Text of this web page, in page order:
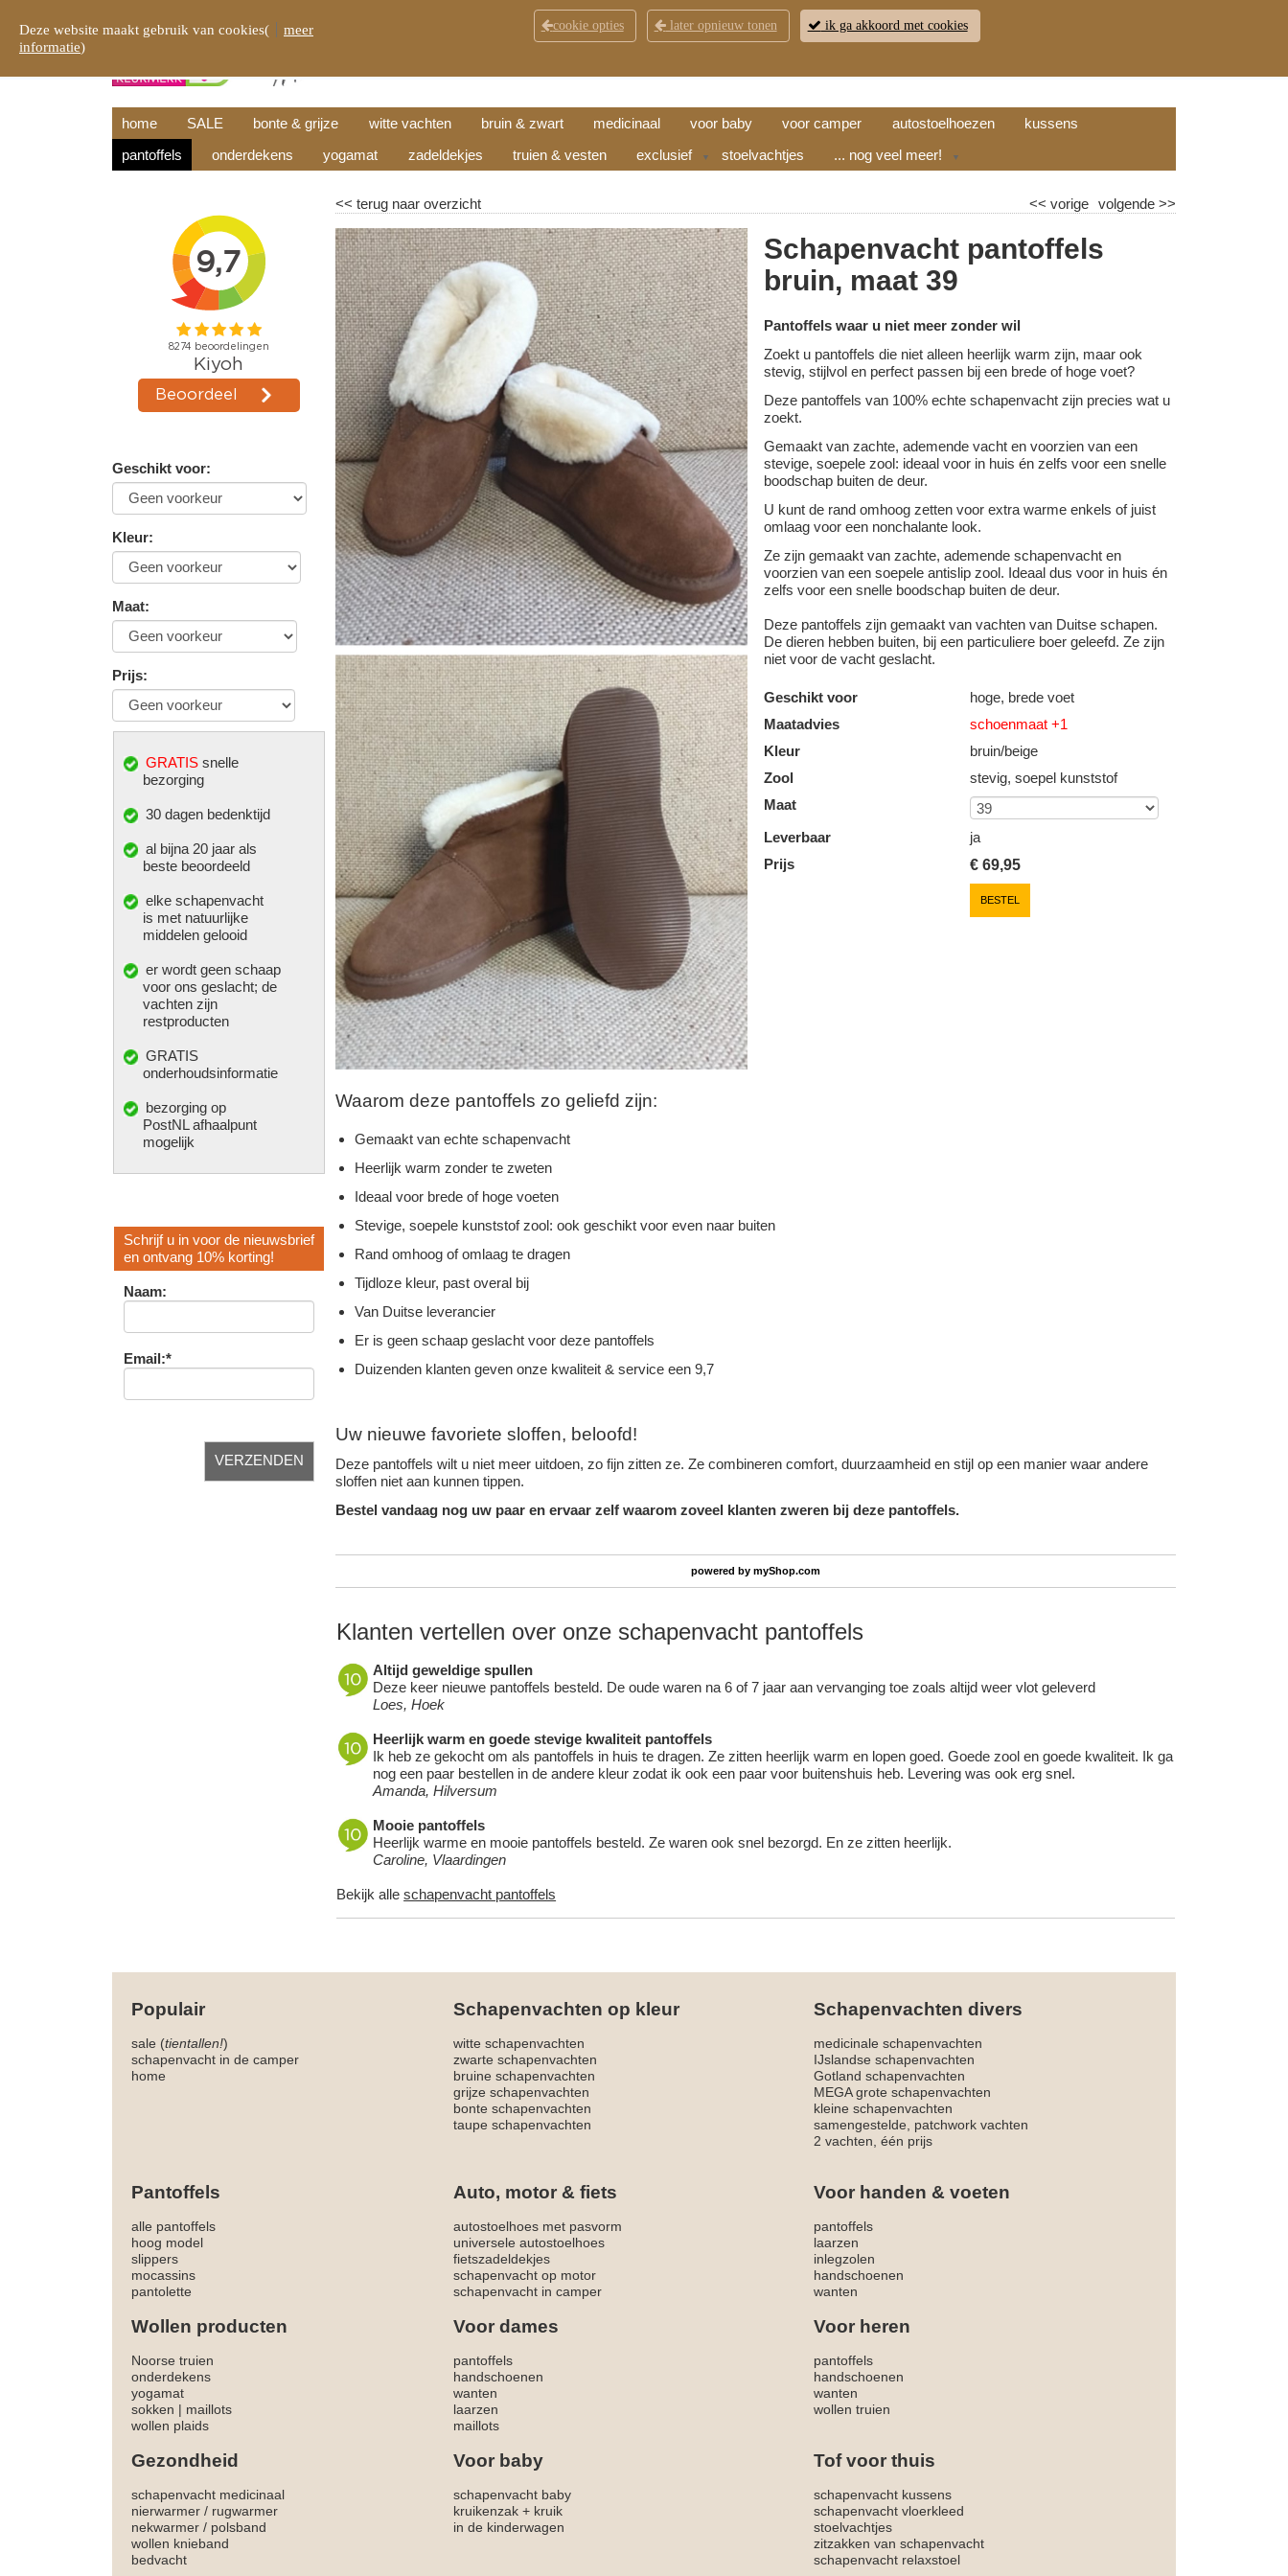
KLANTENSERVICE CONTACT OPENINGSTIJDEN RETOUR WINKELWAGEN (
home SALE bonte & grijze witte vachten bruin & zwart medicinaal voor baby voor camper autostoelhoezen
kussens
pantoffels
onderdekens yogamat zadeldekjes truien & vesten exclusief ▼ stoelvachtjes ... nog veel meer! ▼
Geschikt voor:
Kleur:
Maat:
Prijs:
GRATIS snelle
bezorging
30 dagen bedenktijd
al bijna 20 jaar als
beste beoordeeld
elke schapenvacht
is met natuurlijke
middelen gelooid
er wordt geen schaap
voor ons geslacht; de
vachten zijn
restproducten
GRATIS
onderhoudsinformatie
bezorging op
PostNL afhaalpunt
mogelijk
Schrijf u in voor de nieuwsbrief
en ontvang 10% korting!
Naam:
Email:*
<<terug naar overzicht volgende>>
<< vorige
Schapenvacht pantoffels
bruin, maat 39
Pantoffels waar u niet meer zonder wil
Zoekt u pantoffels die niet alleen heerlijk warm zijn, maar ook
stevig, stijlvol en perfect passen bij een brede of hoge voet?
Deze pantoffels van 100% echte schapenvacht zijn precies wat u
zoekt.
Gemaakt van zachte, ademende vacht en voorzien van een
stevige, soepele zool: ideaal voor in huis én zelfs voor een snelle
boodschap buiten de deur.
U kunt de rand omhoog zetten voor extra warme enkels of juist
omlaag voor een nonchalante look.
Ze zijn gemaakt van zachte, ademende schapenvacht en
voorzien van een soepele antislip zool. Ideaal dus voor in huis én
zelfs voor een snelle boodschap buiten de deur.
Deze pantoffels zijn gemaakt van vachten van Duitse schapen.
De dieren hebben buiten, bij een particuliere boer geleefd. Ze zijn
niet voor de vacht geslacht.
Geschikt voor
hoge, brede voet
Maatadvies
schoenmaat +1
Kleur
bruin/beige
Zool
stevig, soepel kunststof
Maat
Leverbaar
ja
Prijs
€69,95
BESTEL
Waarom deze pantoffels zo geliefd zijn:
Gemaakt van echte schapenvacht
Heerlijk warm zonder te zweten
Ideaal voor brede of hoge voeten
Stevige, soepele kunststof zool: ook geschikt voor even naar buiten
Rand omhoog of omlaag te dragen
Tijdloze kleur, past overal bij
Van Duitse leverancier
Er is geen schaap geslacht voor deze pantoffels
Duizenden klanten geven onze kwaliteit & service een 9,7
Uw nieuwe favoriete sloffen, beloofd!
Deze pantoffels wilt u niet meer uitdoen, zo fijn zitten ze. Ze combineren comfort, duurzaamheid en stijl op een manier waar andere
sloffen niet aan kunnen tippen.
Bestel vandaag nog uw paar en ervaar zelf waarom zoveel klanten zweren bij deze pantoffels.
powered bymyShop.com
Klanten vertellen over onze schapenvacht pantoffels
Altijd geweldige spullen
Deze keer nieuwe pantoffels besteld. De oude waren na 6 of 7 jaar aan vervanging toe zoals altijd weer vlot geleverd
Loes, Hoek
Heerlijk warm en goede stevige kwaliteit pantoffels
Ik heb ze gekocht om als pantoffels in huis te dragen. Ze zitten heerlijk warm en lopen goed. Goede zool en goede kwaliteit. Ik ga
nog een paar bestellen in de andere kleur zodat ik ook een paar voor buitenshuis heb. Levering was ook erg snel.
Amanda, Hilversum
Mooie pantoffels
Heerlijk warme en mooie pantoffels besteld. Ze waren ook snel bezorgd. En ze zitten heerlijk.
Caroline, Vlaardingen
Bekijk alleschapenvacht pantoffels
Populair Schapenvachten op kleur Schapenvachten divers
sale (tientallen!) witte schapenvachten
medicinale schapenvachten
schapenvacht in de camper
zwarte schapenvachten
IJslandse schapenvachten
home
bruine schapenvachten
Gotland schapenvachten
grijze schapenvachten
MEGA grote schapenvachten
bonte schapenvachten
kleine schapenvachten
taupe schapenvachten
samengestelde, patchwork vachten
2 vachten, één prijs
Pantoffels Auto, motor & fiets Voor handen & voeten
alle pantoffels autostoelhoes met pasvorm
pantoffels
hoog model
universele autostoelhoes
laarzen
slippers
fietszadeldekjes
inlegzolen
mocassins
schapenvacht op motor
handschoenen
pantolette
schapenvacht in camper wanten
Wollen producten Voor dames Voor heren
Noorse truien pantoffels
pantoffels
onderdekens
handschoenen
handschoenen
yogamat
wanten
wanten
sokken | maillots laarzen
wollen truien
wollen plaids
maillots
Gezondheid Voor baby Tof voor thuis
schapenvacht medicinaal schapenvacht baby
schapenvacht kussens
nierwarmer / rugwarmer kruikenzak + kruik
schapenvacht vloerkleed
nekwarmer / polsband in de kinderwagen
stoelvachtjes
wollen knieband
zitzakken van schapenvacht
bedvacht
schapenvacht relaxstoel
Deze website maakt gebruik van cookies(
meer
informatie)
cookie opties later opnieuw tonen ik ga akkoord met cookies